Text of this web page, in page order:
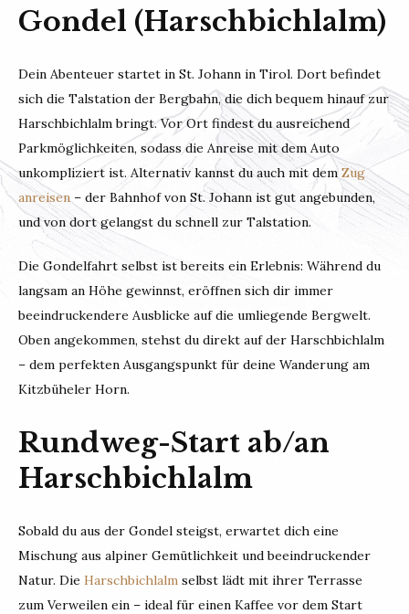
Gondel (Harschbichlalm)
Dein Abenteuer startet in St. Johann in Tirol. Dort befindet
sich die Talstation der Bergbahn, die dich bequem hinauf zur
Harschbichlalm bringt. Vor Ort findest du ausreichend
Parkmöglichkeiten, sodass die Anreise mit dem Auto
unkompliziert ist. Alternativ kannst du auch mit dem Zug
anreisen– der Bahnhof von St. Johann ist gut angebunden,
und von dort gelangst du schnell zur Talstation.
Die Gondelfahrt selbst ist bereits ein Erlebnis: Während du
langsam an Höhe gewinnst, eröffnen sich dir immer
beeindruckendere Ausblicke auf die umliegende Bergwelt.
Oben angekommen, stehst du direkt auf der Harschbichlalm
– dem perfekten Ausgangspunkt für deine Wanderung am
Kitzbüheler Horn.
Rundweg-Start ab/an
Harschbichlalm
Sobald du aus der Gondel steigst, erwartet dich eine
Mischung aus alpiner Gemütlichkeit und beeindruckender
Natur. Die Harschbichlalm selbst lädt mit ihrer Terrasse
zum Verweilen ein – ideal für einen Kaffee vor dem Start